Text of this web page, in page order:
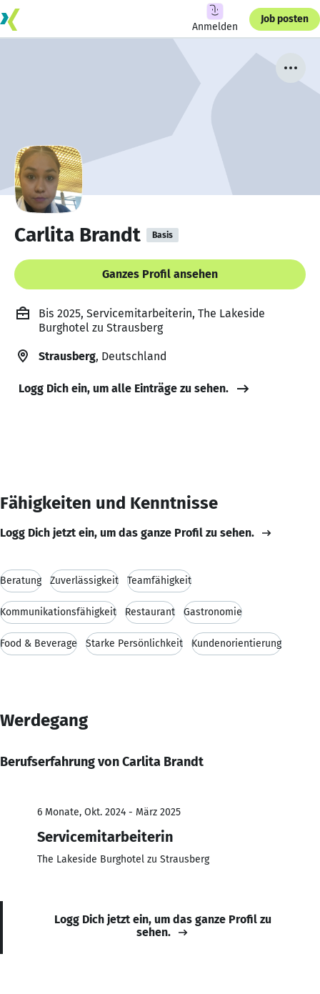
Anmelden
Job posten
Carlita Brandt Basis
Ganzes Profil ansehen
Bis 2025, Servicemitarbeiterin, The Lakeside
Burghotel zu Strausberg
Strausberg, Deutschland
Logg Dich ein, um alle Einträge zu sehen.
Fähigkeiten und Kenntnisse
Logg Dich jetzt ein, um das ganze Profil zu sehen.
Beratung Zuverlässigkeit Teamfähigkeit
Kommunikationsfähigkeit Restaurant Gastronomie
Food & Beverage Starke Persönlichkeit Kundenorientierung
Werdegang
Berufserfahrung von Carlita Brandt
6 Monate, Okt. 2024 - März 2025
Servicemitarbeiterin
The Lakeside Burghotel zu Strausberg
Logg Dich jetzt ein, um das ganze Profil zu
sehen.